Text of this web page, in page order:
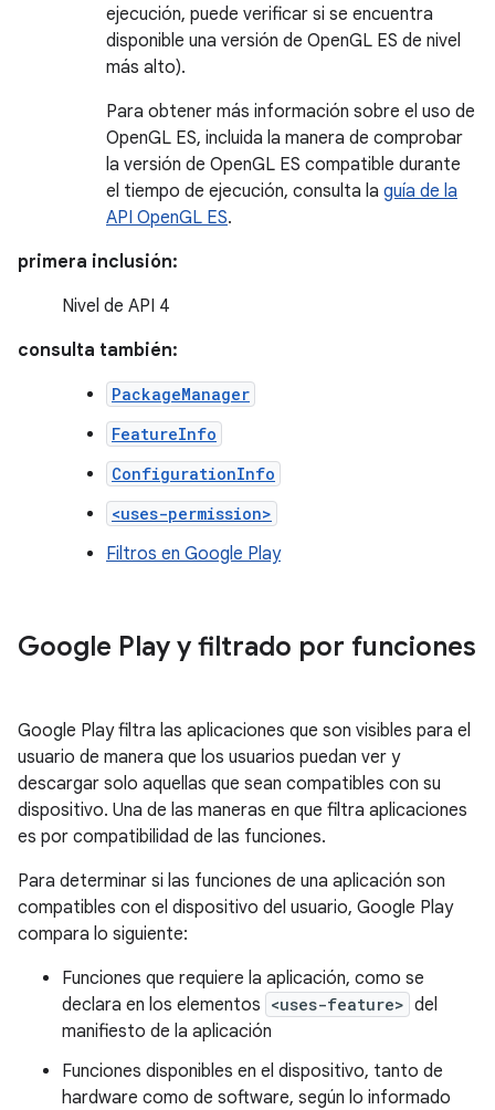
ejecución, puede verificar si se encuentra
disponible una versión de OpenGL ES de nivel
más alto).
Para obtener más información sobre el uso de
OpenGL ES, incluida la manera de comprobar
la versión de OpenGL ES compatible durante
el tiempo de ejecución, consulta la guía de la
API OpenGL ES.
primera inclusión:
Nivel de API 4
consulta también:
PackageManager
FeatureInfo
ConfigurationInfo
<uses-permission>
Filtros en Google Play
Google Play y filtrado por funciones
Google Play filtra las aplicaciones que son visibles para el
usuario de manera que los usuarios puedan ver y
descargar solo aquellas que sean compatibles con su
dispositivo. Una de las maneras en que filtra aplicaciones
es por compatibilidad de las funciones.
Para determinar si las funciones de una aplicación son
compatibles con el dispositivo del usuario, Google Play
compara lo siguiente:
Funciones que requiere la aplicación, como se
declara en los elementos <uses-feature> del
manifiesto de la aplicación
Funciones disponibles en el dispositivo, tanto de
hardware como de software, según lo informado